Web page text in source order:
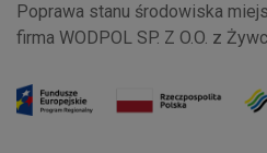
Poprawa stanu środowiska
firma WODPOL SP. Z O.O. z